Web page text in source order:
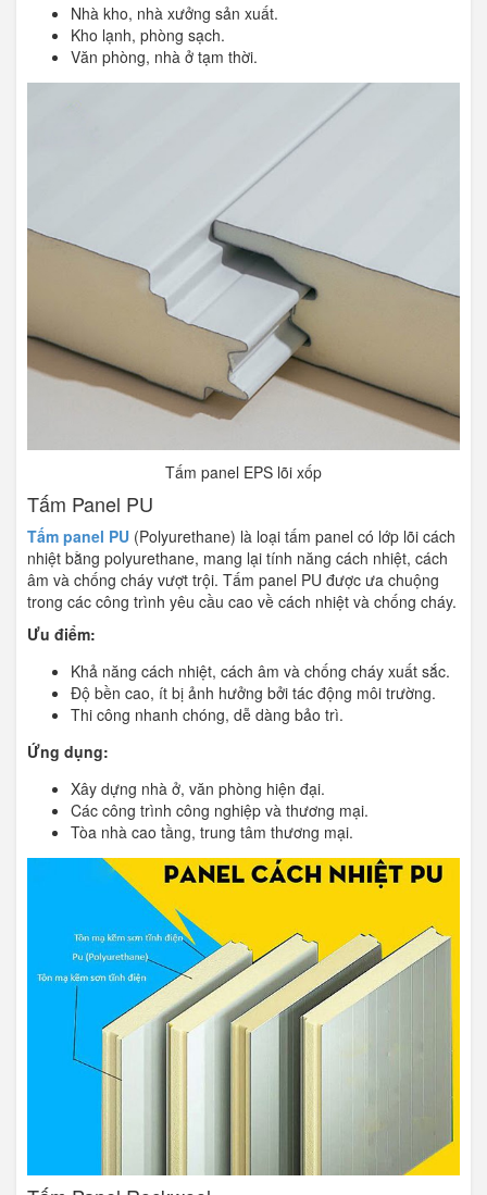
Nhà kho, nhà xưởng sản xuất.
Kho lạnh, phòng sạch.
Văn phòng, nhà ở tạm thời.
Tấm panel EPS lõi xốp
Tấm Panel PU
Tấm panel PU (Polyurethane) là loại tấm panel có lớp lõi cách
nhiệt bằng polyurethane, mang lại tính năng cách nhiệt, cách
âm và chống cháy vượt trội. Tấm panel PU được ưa chuộng
trong các công trình yêu cầu cao về cách nhiệt và chống cháy.
Ưu điểm:
Khả năng cách nhiệt, cách âm và chống cháy xuất sắc.
Độ bền cao, ít bị ảnh hưởng bởi tác động môi trường.
Thi công nhanh chóng, dễ dàng bảo trì.
Ứng dụng:
Xây dựng nhà ở, văn phòng hiện đại.
Các công trình công nghiệp và thương mại.
Tòa nhà cao tầng, trung tâm thương mại.